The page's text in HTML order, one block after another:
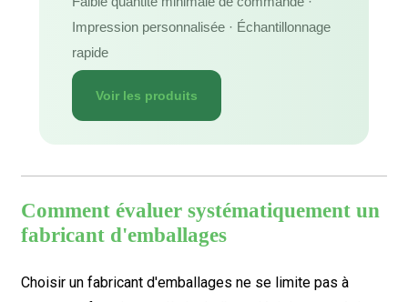
Impression personnalisée · Échantillonnage
rapide
Voir les produits
Comment évaluer systématiquement un
fabricant d'emballages
Choisir un fabricant d'emballages ne se limite pas à